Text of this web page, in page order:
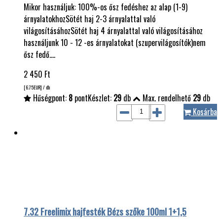
Mikor használjuk: 100%-os ősz fedéshez az alap (1-9)
árnyalatokhozSötét haj 2-3 árnyalattal való
világosításáhozSötét haj 4 árnyalattal való világosításához
használjunk 10 - 12 -es árnyalatokat (szupervilágosítók)nem
ősz fedő.…
2 450 Ft
[6.75EUR] / db
Hűségpont: 8 pontKészlet: 29 db Max. rendelhető 29 db
Kosárba
7.32 Freelimix hajfesték Bézs szőke 100ml 1+1,5